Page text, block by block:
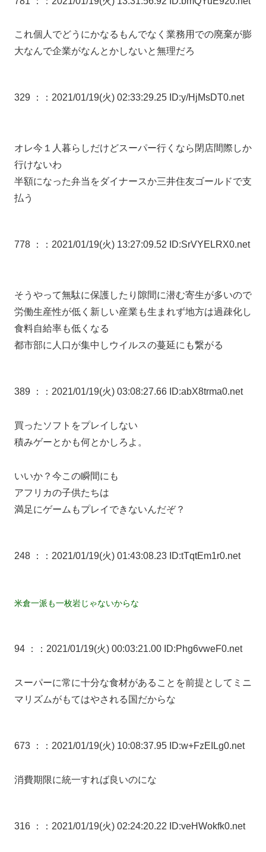
これ個人でどうにかなるもんでなく業務用での廃棄が膨
大なんで企業がなんとかしないと無理だろ
329 ： ：2021/01/19(火) 02:33:29.25 ID:y/HjMsDT0.net
オレ今１人暮らしだけどスーパー行くなら閉店間際しか
行けないわ
半額になった弁当をダイナースか三井住友ゴールドで支
払う
778 ： ：2021/01/19(火) 13:27:09.52 ID:SrVYELRX0.net
そうやって無駄に保護したり隙間に潜む寄生が多いので
労働生産性が低く新しい産業も生まれず地方は過疎化し
食料自給率も低くなる
都市部に人口が集中しウイルスの蔓延にも繋がる
389 ： ：2021/01/19(火) 03:08:27.66 ID:abX8trma0.net
買ったソフトをプレイしない
積みゲーとかも何とかしろよ。
いいか？今この瞬間にも
アフリカの子供たちは
満足にゲームもプレイできないんだぞ？
248 ： ：2021/01/19(火) 01:43:08.23 ID:tTqtEm1r0.net
米倉一派も一枚岩じゃないからな
94 ： ：2021/01/19(火) 00:03:21.00 ID:Phg6vweF0.net
スーパーに常に十分な食材があることを前提としてミニ
マリズムがもてはやされる国だからな
673 ： ：2021/01/19(火) 10:08:37.95 ID:w+FzEILg0.net
消費期限に統一すれば良いのにな
316 ： ：2021/01/19(火) 02:24:20.22 ID:veHWokfk0.net